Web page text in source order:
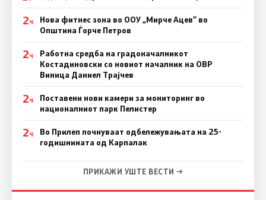
2Ч
Нова фитнес зона во ООУ „Мирче Ацев“ во
Општина Ѓорче Петров
2Ч
Работна средба на градоначалникот
Костадиновски со новиот началник на ОВР
Виница Даниел Трајчев
2Ч
Поставени нови камери за мониторинг во
националниот парк Пелистер
2Ч
Во Прилеп почнуваат одбележувањата на 25-
годишнината од Карпалак
ПРИКАЖИ УШТЕ ВЕСТИ →